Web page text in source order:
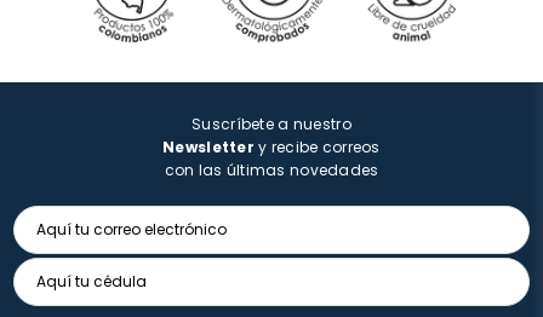
Suscríbete a nuestro
Newsletter y recibe correos
con las últimas novedades